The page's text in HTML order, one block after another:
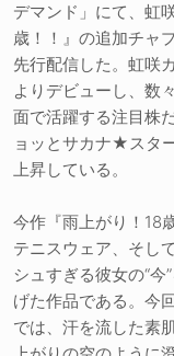
デマンド」にて、虹
歳！！』の追加チャ
先行配信した。虹咲
よりデビューし、数
面で活躍する注目株
ョッとサカナ★スタ
上昇している。
今作『雨上がり！18
テニスウェア、そし
シュすぎる彼女の“
げた作品である。今
では、汗を流した素